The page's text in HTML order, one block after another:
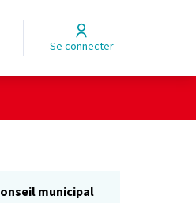
Se connecter
municipal